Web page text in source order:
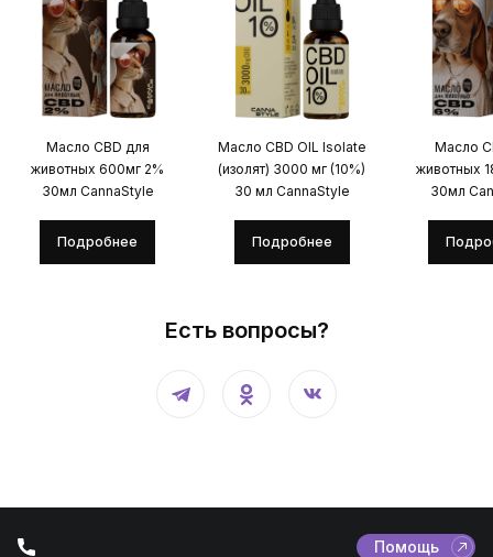
Масло CBD для
животных 600мг 2%
30мл CannaStyle
Подробнее
Масло CBD OIL Isolate
(изолят) 3000 мг (10%)
30 мл CannaStyle
Подробнее
Масло
животных
30мл
Есть вопросы?
Помощь